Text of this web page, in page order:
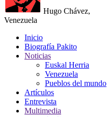
Hugo Chávez,
Venezuela
Inicio
Biografía Pakito
Noticias
Euskal Herria
Venezuela
Pueblos del mundo
Artículos
Entrevista
Multimedia